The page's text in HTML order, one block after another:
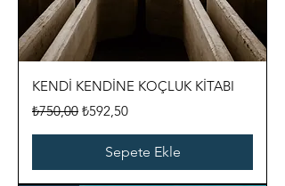
KENDİ KENDİNE KOÇLUK KİTABI
Normal Fiyat
₺750,00 İndirimli Fiyat
₺592,50
Sepete Ekle